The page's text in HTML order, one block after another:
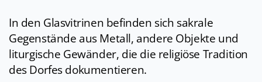
In den Glasvitrinen befinden sich sakrale
Gegenstände aus Metall, andere Objekte und
liturgische Gewänder, die die religiöse Tradition
des Dorfes dokumentieren.